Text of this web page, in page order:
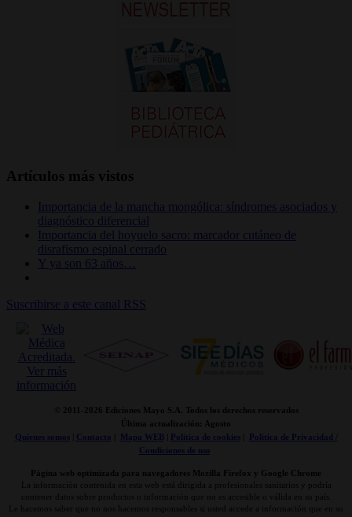
Artículos más vistos
Importancia de la mancha mongólica: síndromes asociados y
diagnóstico diferencial
Importancia del hoyuelo sacro: marcador cutáneo de
disrafismo espinal cerrado
Y ya son 63 años…
Suscribirse a este canal RSS
© 2011- 2026 Ediciones Mayo S.A. Todos los derechos reservados
Última actualización: Agosto
Quienes somos| Contacto Mapa WEB| Politica de cookies|
Politica de Privacidad /
Condiciones de uso
Página web optimizada para navegadores Mozilla Firefox y Google Chrome
La información contenida en esta web está dirigida a profesionales sanitarios y podría
contener datos sobre productos o información que no es accesible o válida en su país.
Le hacemos saber que no nos hacemos responsables si usted accede a información que en su